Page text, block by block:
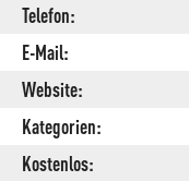
Telefon:
E-Mail:
Website:
Kategorien:
Kostenlos: